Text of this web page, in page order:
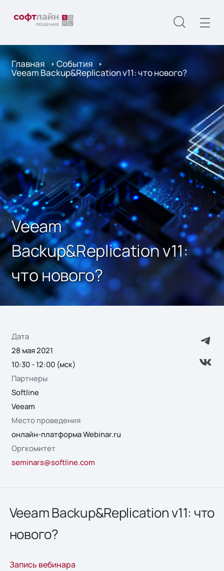
Главная События
Veeam Backup&Replication v11: что нового?
Veeam
Backup&Replication v11:
что нового?
Дата
28 мая 2021
10:30 - 12:00 (мск)
Партнеры
Softline
Veeam
Место проведения
онлайн-платформа Webinar.ru
Оргкомитет
seminars@softline.com
Veeam Backup&Replication v11: что
нового?
Запись вебинара